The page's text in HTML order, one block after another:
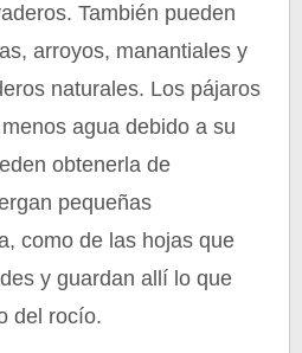
También pueden
arroyos, manantiales y
naturales. Los pájaros
agua debido a su
obtenerla de
pequeñas
como de las hojas que
y guardan allí lo que
del rocío.